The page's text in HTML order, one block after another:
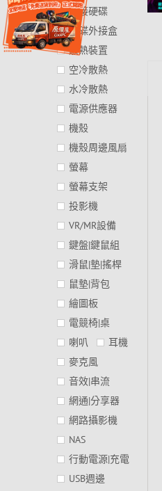
外接硬碟
硬碟外接盒
散熱裝置
空冷散熱
水冷散熱
電源供應器
機殼
機殼周邊風扇
螢幕
螢幕支架
投影機
VR/MR設備
鍵盤|鍵鼠組
滑鼠|墊|搖桿
鼠墊|背包
繪圖板
電競椅|桌
喇叭
耳機
麥克風
音效|串流
網通|分享器
網路攝影機
NAS
行動電源|充電
USB週邊